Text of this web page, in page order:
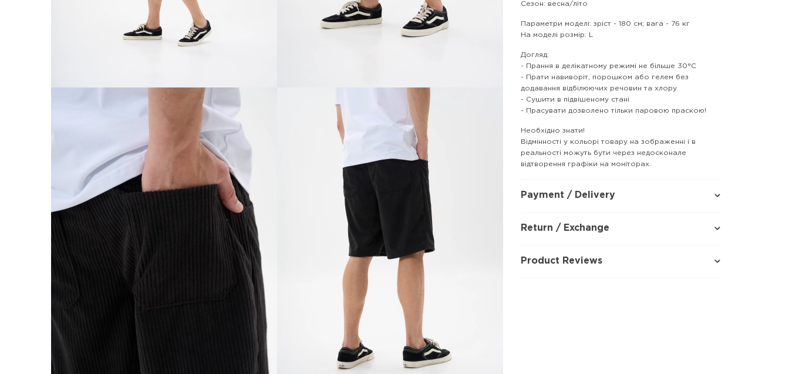
Сезон: весна/літо
Параметри моделі: зріст - 180 см; вага - 76 кг
На моделі розмір: L
Догляд:
- Прання в делікатному режимі не більше 30°C
- Прати навиворіт, порошком або гелем без
додавання відбілюючих речовин та хлору
- Сушити в підвішеному стані
- Прасувати дозволено тільки паровою праскою!
Необхідно знати!
Відмінності у кольорі товару на зображенні і в
реальності можуть бути через недосконале
відтворення графіки на моніторах.
Payment / Delivery
Return / Exchange
Product Reviews